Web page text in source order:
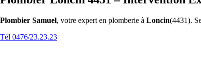
Plombier Samuel, votre expert en plomberie à Loncin(4431).
Tél 0476/23.23.23